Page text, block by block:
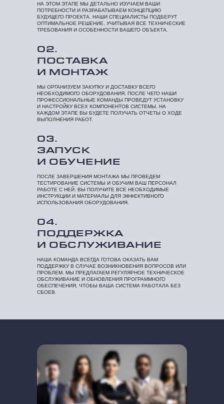
04.
ПОДДЕРЖКА
И ОБСЛУЖИВАНИЕ
НАША КОМАНДА ВСЕГДА ГОТОВА ОКАЗАТЬ ВАМ
ПОДДЕРЖКУ В СЛУЧАЕ ВОЗНИКНОВЕНИЯ ВОПРОСОВ ИЛИ
ПРОБЛЕМ. МЫ ПРЕДЛАГАЕМ РЕГУЛЯРНОЕ ТЕХНИЧЕСКОЕ
ОБСЛУЖИВАНИЕ И ОБНОВЛЕНИЯ ПРОГРАММНОГО
ОБЕСПЕЧЕНИЯ, ЧТОБЫ ВАША СИСТЕМА РАБОТАЛА БЕЗ
СБОЕВ.
03.
ЗАПУСК
И ОБУЧЕНИЕ
ПОСЛЕ ЗАВЕРШЕНИЯ МОНТАЖА МЫ ПРОВЕДЕМ
ТЕСТИРОВАНИЕ СИСТЕМЫ И ОБУЧИМ ВАШ ПЕРСОНАЛ
РАБОТЕ С НЕЙ. ВЫ ПОЛУЧИТЕ ВСЕ НЕОБХОДИМЫЕ
ИНСТРУКЦИИ И МАТЕРИАЛЫ ДЛЯ ЭФФЕКТИВНОГО
ИСПОЛЬЗОВАНИЯ ОБОРУДОВАНИЯ.
МЫ ОРГАНИЗУЕМ ЗАКУПКУ И ДОСТАВКУ ВСЕГО
НЕОБХОДИМОГО ОБОРУДОВАНИЯ, ПОСЛЕ ЧЕГО НАШИ
ПРОФЕССИОНАЛЬНЫЕ КОМАНДЫ ПРОВЕДУТ УСТАНОВКУ
И НАСТРОЙКУ ВСЕХ КОМПОНЕНТОВ СИСТЕМЫ. НА
КАЖДОМ ЭТАПЕ ВЫ БУДЕТЕ ПОЛУЧАТЬ ОТЧЕТЫ О ХОДЕ
ВЫПОЛНЕНИЯ РАБОТ.
02.
ПОСТАВКА
И МОНТАЖ
НА ЭТОМ ЭТАПЕ МЫ ДЕТАЛЬНО ИЗУЧАЕМ ВАШИ
ПОТРЕБНОСТИ И РАЗРАБАТЫВАЕМ КОНЦЕПЦИЮ
БУДУЩЕГО ПРОЕКТА. НАШИ СПЕЦИАЛИСТЫ ПОДБЕРУТ
ОПТИМАЛЬНОЕ РЕШЕНИЕ, УЧИТЫВАЯ ВСЕ ТЕХНИЧЕСКИЕ
ТРЕБОВАНИЯ И ОСОБЕННОСТИ ВАШЕГО ОБЪЕКТА.